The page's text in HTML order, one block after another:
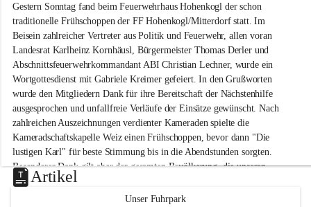
o
h
e
n
k
o
g
l
-
M
i
t
t
e
r
Gestern Sonntag fand beim Feuerwehrhaus Hohenkogl der schon
traditionelle Frühschoppen der FF Hohenkogl/Mitterdorf statt. Im
Beisein zahlreicher Vertreter aus Politik und Feuerwehr, allen voran
Landesrat Karlheinz Kornhäusl, Bürgermeister Thomas Derler und
Abschnittsfeuerwehrkommandant ABI Christian Lechner, wurde ein
Wortgottesdienst mit Gabriele Kreimer gefeiert. In den Grußworten
wurde den Mitgliedern Dank für ihre Bereitschaft der Nächstenhilfe
ausgesprochen und unfallfreie Verläufe der Einsätze gewünscht. Nach
zahlreichen Auszeichnungen verdienter Kameraden spielte die
Kameradschaftskapelle Weiz einen Frühschoppen, bevor dann "Die
lustigen Karl" für beste Stimmung bis in die Abendstunden sorgten.
Besonderer Dank gilt aber der gesamten Bevölkerung, die unseren
Frühschoppen trotz hochsommerlichen Temperaturen besuchte. Der
Reinerlös des Festes kommt natürlich wieder der Verbesserung der
Artikel
Unser Fuhrpark